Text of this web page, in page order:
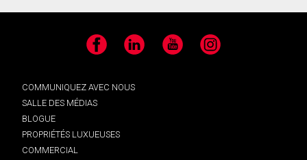
Facebook LinkedIn YouTube Instagram
COMMUNIQUEZ AVEC NOUS
SALLE DES MÉDIAS
BLOGUE
PROPRIÉTÉS LUXUEUSES
COMMERCIAL